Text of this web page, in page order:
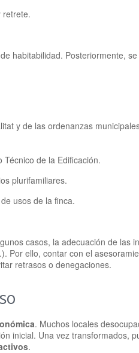
retrete.
habitabilidad. Posteriormente,
y de las ordenanzas
Técnico de la Edificación.
plurifamiliares.
usos de la finca.
casos, la adecuación de las
Por ello, contar con el
retrasos o denegaciones.
. Muchos locales
inicial. Una vez transformados,
.